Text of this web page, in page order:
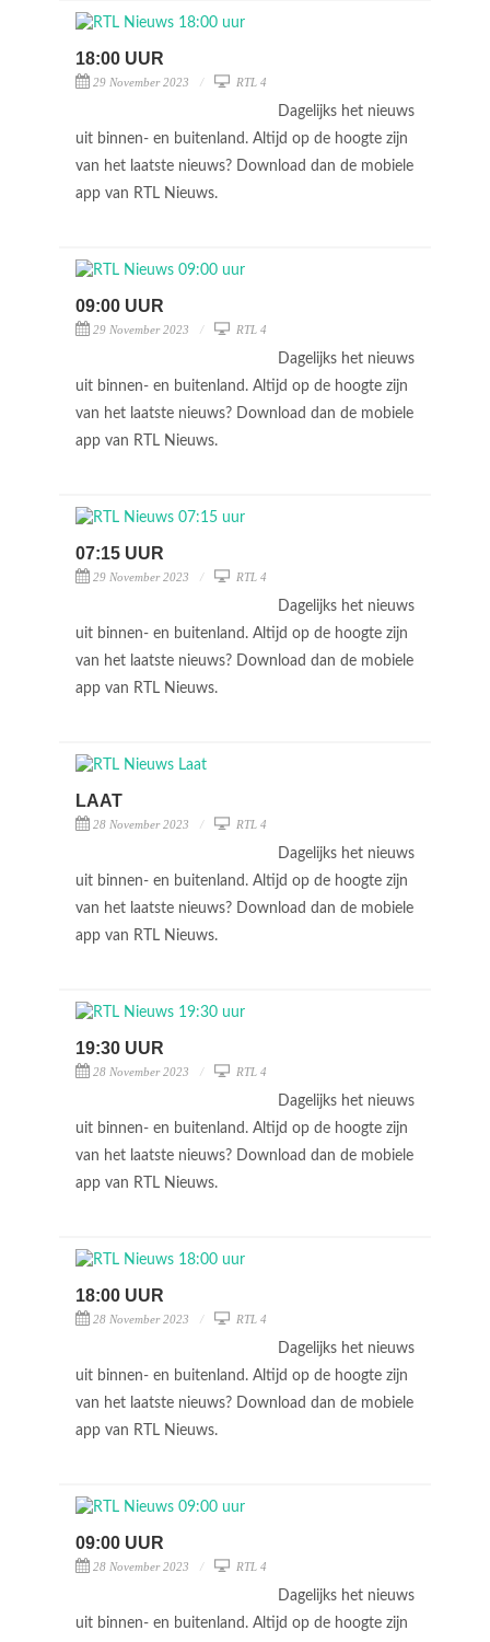
18:00 UUR
29 November 2023 RTL 4
Dagelijks het nieuws
uit binnen- en buitenland. Altijd op de hoogte zijn
van het laatste nieuws? Download dan de mobiele
app van RTL Nieuws.
09:00 UUR
29 November 2023 RTL 4
Dagelijks het nieuws
uit binnen- en buitenland. Altijd op de hoogte zijn
van het laatste nieuws? Download dan de mobiele
app van RTL Nieuws.
07:15 UUR
29 November 2023 RTL 4
Dagelijks het nieuws
uit binnen- en buitenland. Altijd op de hoogte zijn
van het laatste nieuws? Download dan de mobiele
app van RTL Nieuws.
LAAT
28 November 2023 RTL 4
Dagelijks het nieuws
uit binnen- en buitenland. Altijd op de hoogte zijn
van het laatste nieuws? Download dan de mobiele
app van RTL Nieuws.
19:30 UUR
28 November 2023 RTL 4
Dagelijks het nieuws
uit binnen- en buitenland. Altijd op de hoogte zijn
van het laatste nieuws? Download dan de mobiele
app van RTL Nieuws.
18:00 UUR
28 November 2023 RTL 4
Dagelijks het nieuws
uit binnen- en buitenland. Altijd op de hoogte zijn
van het laatste nieuws? Download dan de mobiele
app van RTL Nieuws.
09:00 UUR
28 November 2023 RTL 4
Dagelijks het nieuws
uit binnen- en buitenland. Altijd op de hoogte zijn